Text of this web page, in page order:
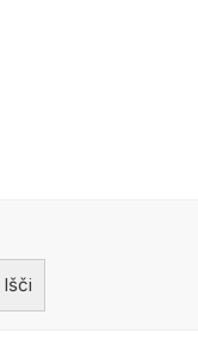
Išči